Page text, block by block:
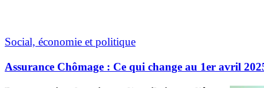
Social, économie et politique
Assurance Chômage : Ce qui change au 1er avril